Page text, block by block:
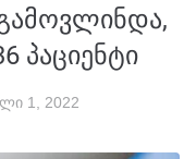
პაციენტი
1, 2022